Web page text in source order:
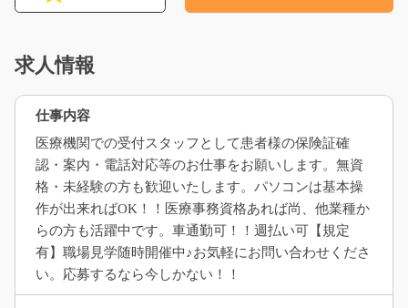
求人情報
仕事内容
医療機関での受付スタッフとして患者様の保険証確
認・案内・電話対応等のお仕事をお願いします。無資
格・未経験の方も歓迎いたします。パソコンは基本操
作が出来ればOK！！医療事務資格あれば尚、他業種か
らの方も活躍中です。車通勤可！！週払い可【規定
有】職場見学随時開催中♪お気軽にお問い合わせくださ
い。応募するなら今しかない！！